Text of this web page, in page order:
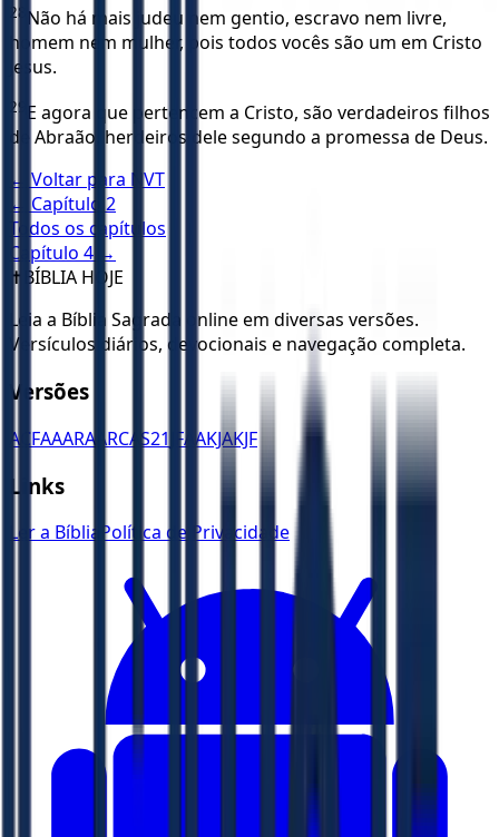
28 Não há mais judeu nem gentio, escravo nem livre,
homem nem mulher, pois todos vocês são um em Cristo
Jesus.
29 E agora que pertencem a Cristo, são verdadeiros filhos
de Abraão, herdeiros dele segundo a promessa de Deus.
← Voltar para NVT
← Capítulo 2
Todos os capítulos
Capítulo 4 →
✝️ BÍBLIA HOJE
Leia a Bíblia Sagrada online em diversas versões.
Versículos diários, devocionais e navegação completa.
Versões
ACFAAARA ARCAS21 JFAAKJAKJF
Links
Ler a Bíblia Política de Privacidade